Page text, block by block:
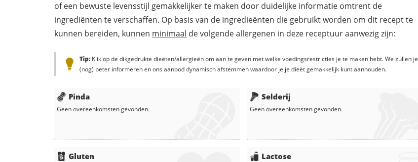
of een bewuste levensstijl gemakkelijker te maken door duidelijke informatie omtrent de
ingrediënten te verschaffen. Op basis van de ingredieënten die gebruikt worden om dit recept te
kunnen bereiden, kunnen minimaal de volgende allergenen in deze receptuur aanwezig zijn:
Tip: Klik op de dikgedrukte dieëten/allergieën om aan te geven met welke voedingsrestricties je te maken hebt. We zullen je
(nog) beter informeren en ons aanbod dynamisch afstemmen waardoor je je dieët gemakkelijk kunt aanhouden.
Pinda
Geen overeenkomsten gevonden.
Gluten
Selderij
Geen overeenkomsten gevonden.
Lactose